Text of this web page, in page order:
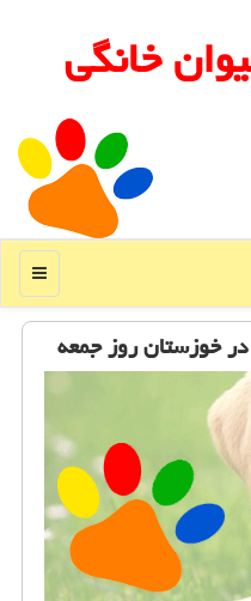
خانگی
منو
در خوزستان روز جمعه